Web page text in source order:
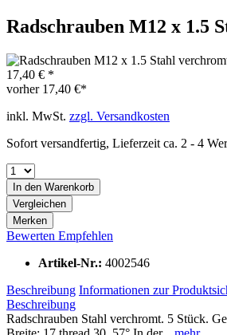
Radschrauben M12 x 1.5
17,40 € *
vorher 17,40 €*
inkl. MwSt. zzgl. Versandkosten
Sofort versandfertig, Lieferzeit ca. 2 - 4
In den Warenkorb
Vergleichen
Merken
Bewerten Empfehlen
Artikel-Nr.: 4002546
Beschreibung Informationen zur
Beschreibung
Radschrauben Stahl verchromt. 5 Stück.